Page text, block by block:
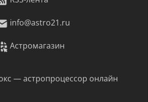
info@astro21.ru
Астромагазин
— астропроцессор онлайн